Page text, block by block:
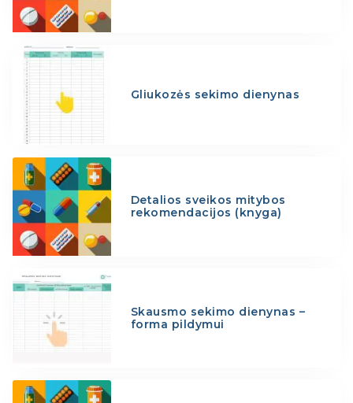
Gliukozės sekimo dienynas
Detalios sveikos mitybos
rekomendacijos (knyga)
Skausmo sekimo dienynas –
forma pildymui